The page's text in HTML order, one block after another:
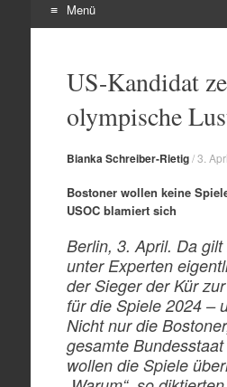
Menü
springenUS-Kandidat
olympische
Bianka Schreiber-Rietig/3.
Bostoner wollen keine
USOC blamiert sich
Berlin, 3. April. Da gilt
unter Experten
der Sieger der Kür
für die Spiele 2024 –
Nicht nur die
gesamte
wollen die Spiele